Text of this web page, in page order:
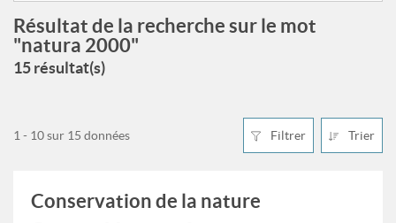
Résultat de la recherche sur le mot
"natura 2000"
15 résultat(s)
Filtrer Trier
1 - 10 sur 15 données
Conservation de la nature